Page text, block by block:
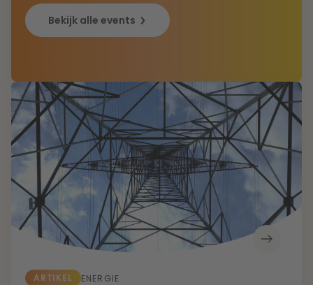
Bekijk alle events
ARTIKEL ENERGIE